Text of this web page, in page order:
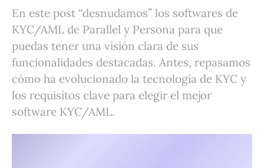
En este post “desnudamos” los softwares de
KYC/AML de Parallel y Persona para que
puedas tener una visión clara de sus
funcionalidades destacadas. Antes, repasamos
cómo ha evolucionado la tecnología de KYC y
los requisitos clave para elegir el mejor
software KYC/AML.